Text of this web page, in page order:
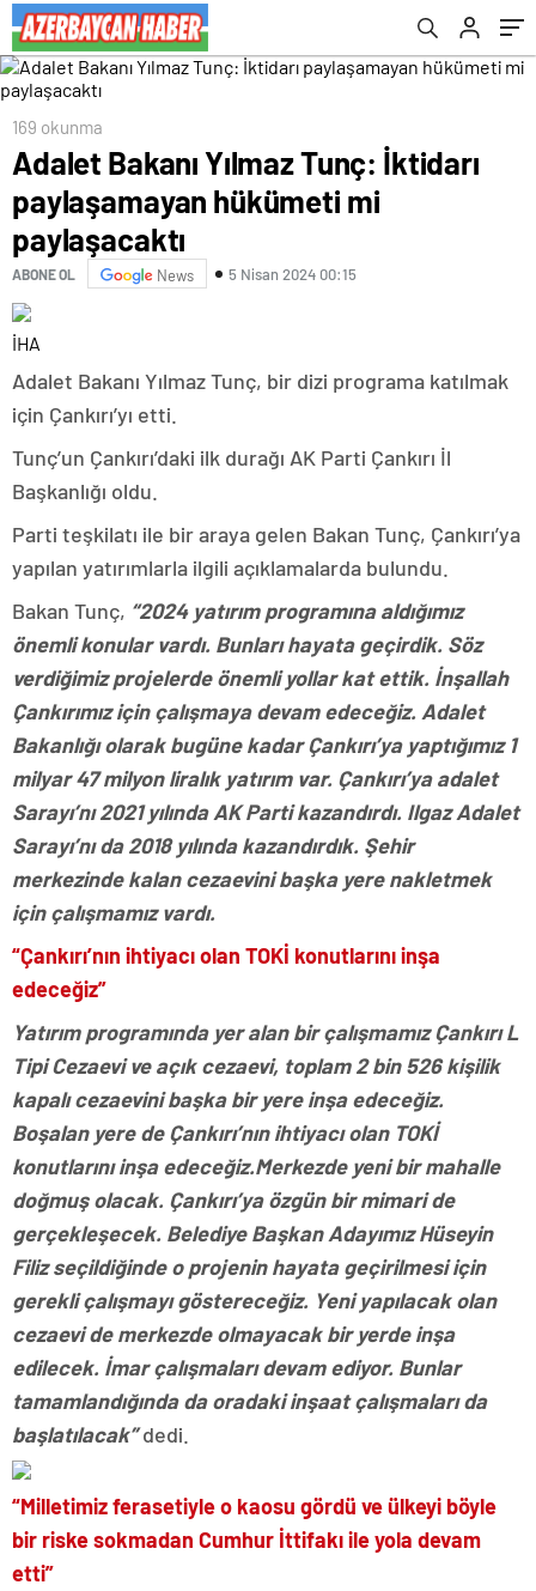
169 okunma
Adalet Bakanı Yılmaz Tunç: İktidarı
paylaşamayan hükümeti mi
paylaşacaktı
ABONE OL News 5 Nisan 2024 00:15
İHA
Adalet Bakanı Yılmaz Tunç, bir dizi programa katılmak
için Çankırı’yı etti.
Tunç’un Çankırı’daki ilk durağı AK Parti Çankırı İl
Başkanlığı oldu.
Parti teşkilatı ile bir araya gelen Bakan Tunç, Çankırı’ya
yapılan yatırımlarla ilgili açıklamalarda bulundu.
Bakan Tunç, “2024 yatırım programına aldığımız
önemli konular vardı. Bunları hayata geçirdik. Söz
verdiğimiz projelerde önemli yollar kat ettik. İnşallah
Çankırımız için çalışmaya devam edeceğiz. Adalet
Bakanlığı olarak bugüne kadar Çankırı’ya yaptığımız 1
milyar 47 milyon liralık yatırım var. Çankırı’ya adalet
Sarayı’nı 2021 yılında AK Parti kazandırdı. Ilgaz Adalet
Sarayı’nı da 2018 yılında kazandırdık. Şehir
merkezinde kalan cezaevini başka yere nakletmek
için çalışmamız vardı.
“Çankırı’nın ihtiyacı olan TOKİ konutlarını inşa
edeceğiz”
Yatırım programında yer alan bir çalışmamız Çankırı L
Tipi Cezaevi ve açık cezaevi, toplam 2 bin 526 kişilik
kapalı cezaevini başka bir yere inşa edeceğiz.
Boşalan yere de Çankırı’nın ihtiyacı olan TOKİ
konutlarını inşa edeceğiz.Merkezde yeni bir mahalle
doğmuş olacak. Çankırı’ya özgün bir mimari de
gerçekleşecek. Belediye Başkan Adayımız Hüseyin
Filiz seçildiğinde o projenin hayata geçirilmesi için
gerekli çalışmayı göstereceğiz. Yeni yapılacak olan
cezaevi de merkezde olmayacak bir yerde inşa
edilecek. İmar çalışmaları devam ediyor. Bunlar
tamamlandığında da oradaki inşaat çalışmaları da
başlatılacak”dedi.
“Milletimiz ferasetiyle o kaosu gördü ve ülkeyi böyle
bir riske sokmadan Cumhur İttifakı ile yola devam
etti”